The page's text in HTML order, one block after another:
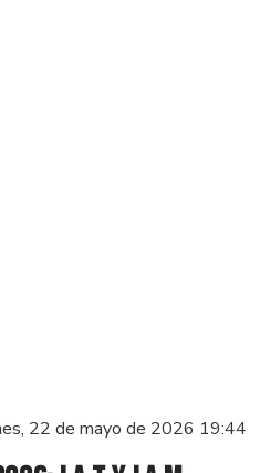
22 de mayo de 2026 19:44